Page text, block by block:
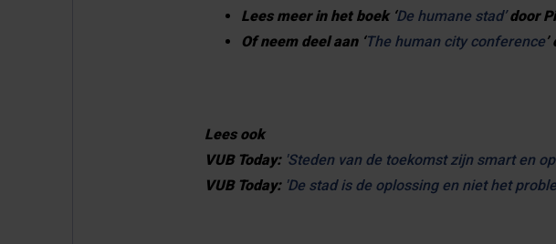
Lees meer in het boek ‘De humane stad’door
Of neem deel aan ‘The human city conference
Lees ook
VUB Today: 'Steden van de toekomst zijn smart en
VUB Today: 'De stad is de oplossing en niet het